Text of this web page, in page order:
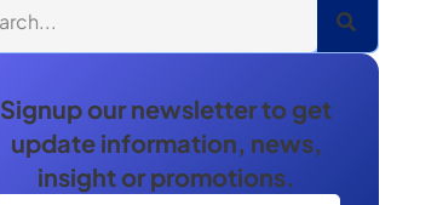
Signup our newsletter to get
update information, news,
insight or promotions.